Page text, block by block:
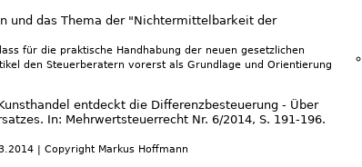
und das Thema der "Nichtermittelbarkeit der
für die praktische Handhabung der neuen gesetzlichen
den Steuerberatern vorerst als Grundlage und Orientierung
entdeckt die Differenzbesteuerung - Über
In: Mehrwertsteuerrecht Nr. 6/2014, S. 191-196.
| Copyright Markus Hoffmann